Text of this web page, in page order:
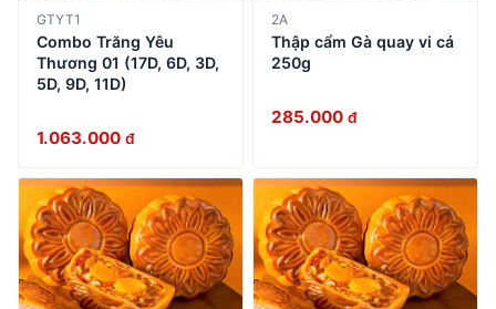
GTYT1
Combo Trăng Yêu
Thương 01 (17D, 6D, 3D,
5D, 9D, 11D)
1.063.000 đ
2A
Thập cẩm Gà quay vi cá
250g
285.000 đ